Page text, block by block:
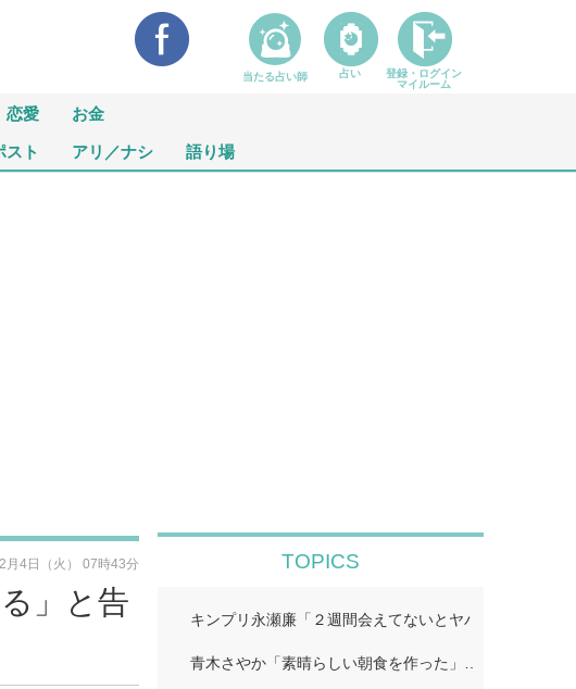
恋愛 お金
スト アリ／ナシ 語り場
」と告
月4日（火） 07時43分 TOPICS
キンプリ永瀬廉「２週間会えてないとヤバいってなる
青木さやか「素晴らしい朝食を作った」…
当たる占い師 占い
登録・ログイン
マイルーム